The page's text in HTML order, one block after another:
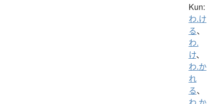
Kun:
わ.け
る、
わ.
け、
わ.か
れ
る、